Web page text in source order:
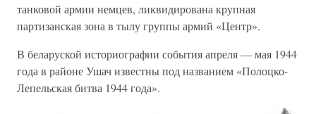
танковой армии немцев, ликвидирована крупная
партизанская зона в тылу группы армий «Центр».
В беларуской историографии события апреля — мая 1944
года в районе Ушач известны под названием «Полоцко-
Лепельская битва 1944 года».